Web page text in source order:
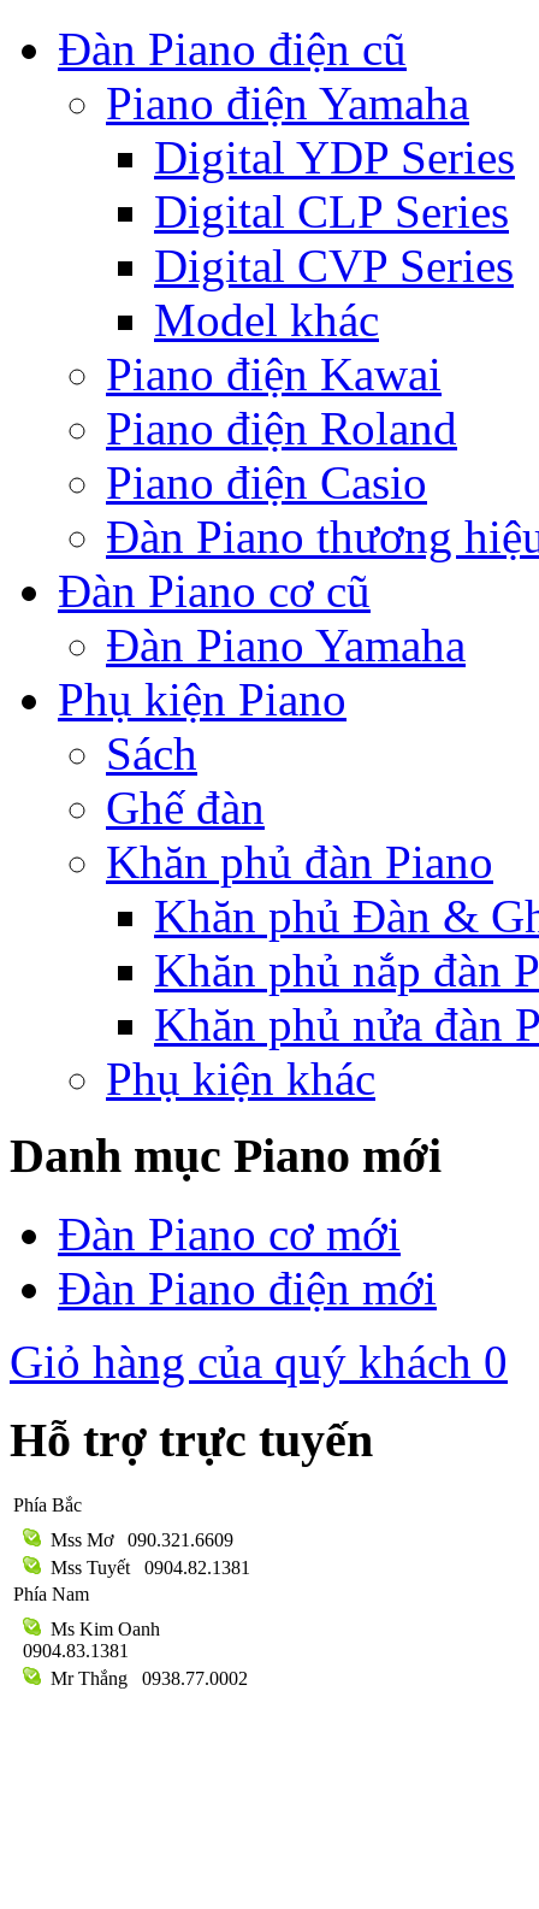
Đàn Piano điện cũ
Piano điện Yamaha
Digital YDP Series
Digital CLP Series
Digital CVP Series
Model khác
Piano điện Kawai
Piano điện Roland
Piano điện Casio
Đàn Piano thương
Đàn Piano cơ cũ
Đàn Piano Yamaha
Phụ kiện Piano
Sách
Ghế đàn
Khăn phủ đàn Piano
Khăn phủ Đàn &
Khăn phủ nắp đàn
Khăn phủ nửa đàn
Phụ kiện khác
Danh mục Piano mới
Đàn Piano cơ mới
Đàn Piano điện mới
Giỏ hàng của quý khách 0
Hỗ trợ trực tuyến
Phía Bắc
Mss Mơ
090.321.6609
Mss Tuyết
0904.82.1381
Phía Nam
Ms Kim Oanh
0904.83.1381
Mr Thắng
0938.77.0002